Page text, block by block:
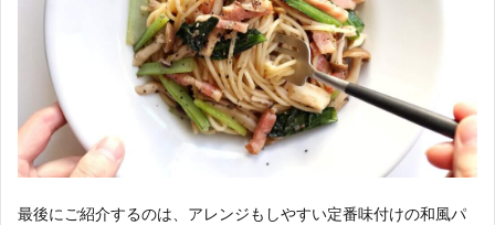
最後にご紹介するのは、アレンジもしやすい定番味付けの和風パ